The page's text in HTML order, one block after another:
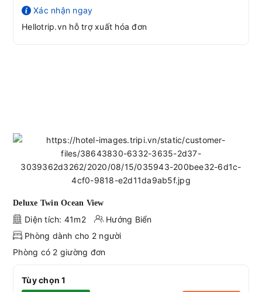
Xác nhận ngay
Hellotrip.vn hỗ trợ xuất hóa đơn
Deluxe Twin Ocean View
Diện tích: 41m2
Hướng Biển
Phòng dành cho 2 người
Phòng có 2 giường đơn
Tùy chọn 1